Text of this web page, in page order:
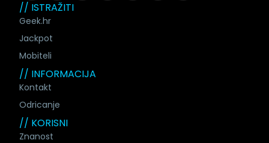
// ISTRAŽITI
Geek.hr
Jackpot
Mobiteli
// INFORMACIJA
Kontakt
Odricanje
// KORISNI
Znanost